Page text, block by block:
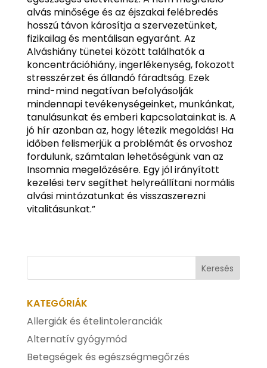
alvás minősége és az éjszakai felébredés
hosszú távon károsítja a szervezetünket,
fizikailag és mentálisan egyaránt. Az
Alváshiány tünetei között találhatók a
koncentrációhiány, ingerlékenység, fokozott
stresszérzet és állandó fáradtság. Ezek
mind-mind negatívan befolyásolják
mindennapi tevékenységeinket, munkánkat,
tanulásunkat és emberi kapcsolatainkat is. A
jó hír azonban az, hogy létezik megoldás! Ha
időben felismerjük a problémát és orvoshoz
fordulunk, számtalan lehetőségünk van az
Insomnia megelőzésére. Egy jól irányított
kezelési terv segíthet helyreállítani normális
alvási mintázatunkat és visszaszerezni
vitalitásunkat.”
KATEGÓRIÁK
Allergiák és ételintoleranciák
Alternatív gyógymód
Betegségek és egészségmegőrzés